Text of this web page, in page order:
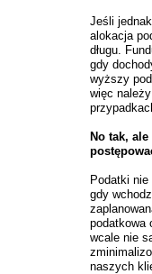
Jeśli
alokacja
długu.
gdy
wyższy
więc
No tak,
Podatki
gdy
podatkowa
wcale nie
naszych